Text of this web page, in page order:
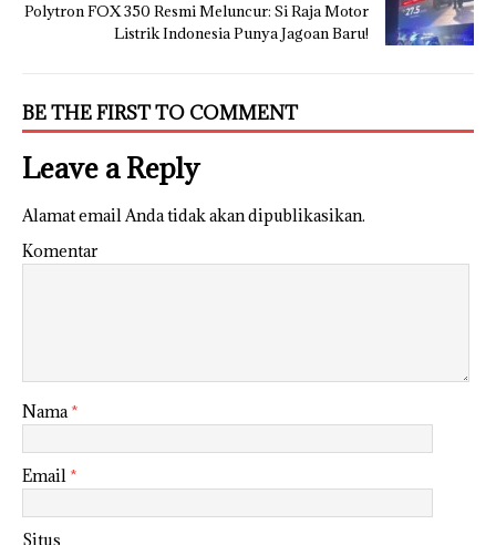
Polytron FOX 350 Resmi Meluncur: Si Raja Motor
Listrik Indonesia Punya Jagoan Baru!
BE THE FIRST TO COMMENT
Leave a Reply
Alamat email Anda tidak akan dipublikasikan.
Komentar
Nama*
Email *
Situs